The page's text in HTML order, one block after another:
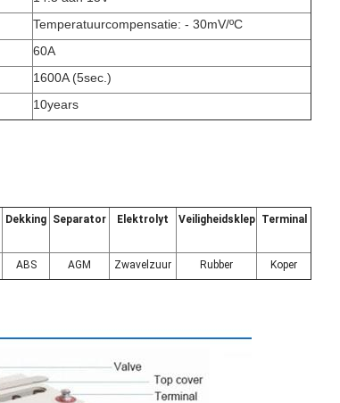
Temperatuurcompensatie: - 30mV/ºC
60A
1600A (5sec.)
10years
Dekking Separator Elektrolyt Veiligheidsklep Terminal
ABS AGM Zwavelzuur Rubber Koper